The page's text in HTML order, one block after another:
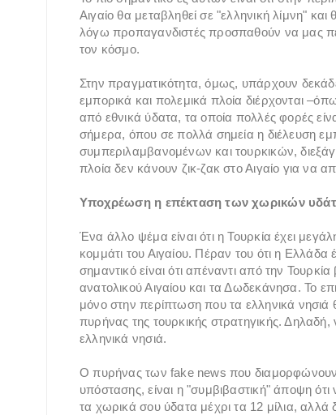
Αιγαίο θα μεταβληθεί σε "ελληνική λίμνη" και
λόγω προπαγανδιστές προσπαθούν να μας
τον κόσμο.
Στην πραγματικότητα, όμως, υπάρχουν
εμπορικά και πολεμικά πλοία διέρχονται
από εθνικά ύδατα, τα οποία πολλές φορές
σήμερα, όπου σε πολλά σημεία η διέλευση
συμπεριλαμβανομένων και τουρκικών,
πλοία δεν κάνουν ζικ-ζακ στο Αιγαίο για να
Υποχρέωση η επέκταση των χωρικών
Ένα άλλο ψέμα είναι ότι η Τουρκία έχει
κομμάτι του Αιγαίου. Πέραν του ότι η
σημαντικό είναι ότι απέναντι από την
ανατολικού Αιγαίου και τα Δωδεκάνησα. Το
μόνο στην περίπτωση που τα ελληνικά
πυρήνας της τουρκικής στρατηγικής. Δηλαδή,
ελληνικά νησιά.
Ο πυρήνας των fake news που διαμορφώνουν
υπόστασης, είναι η "συμβιβαστική" άποψη ότι
τα χωρικά σου ύδατα μέχρι τα 12 μίλια,